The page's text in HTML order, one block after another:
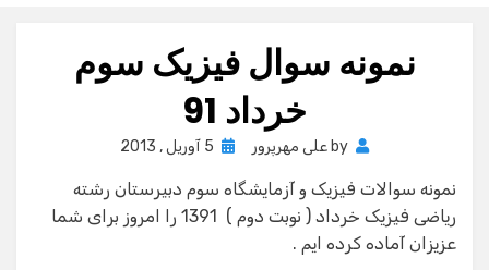
نمونه سوال فیزیک سوم
خرداد 91
by علی مهرپرور
Posted
5 آوریل , 2013
نمونه سوالات فیزیک و آزمایشگاه سوم دبیرستان رشته
ریاضی فیزیک خرداد ( نوبت دوم ) 1391 را امروز برای شما
عزیزان آماده کرده ایم .